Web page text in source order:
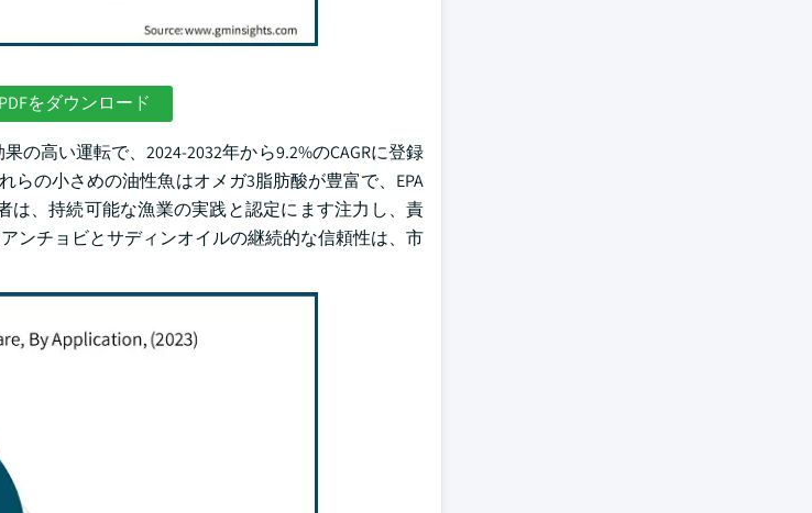
をダウンロード
高い運転で、2024-2032年から9.2%のCAGRに登録
らの小さめの油性魚はオメガ3脂肪酸が豊富で、EPA
は、持続可能な漁業の実践と認定にます注力し、責
ンチョビとサディンオイルの継続的な信頼性は、市